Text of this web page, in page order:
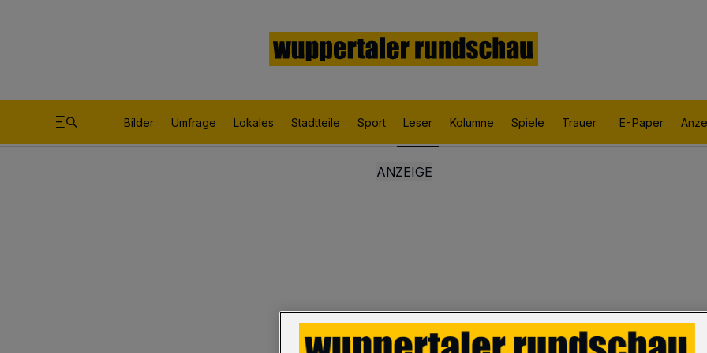
Bilder Umfrage Lokales Stadtteile Sport Leser Kolumne Spiele Trauer E-Paper